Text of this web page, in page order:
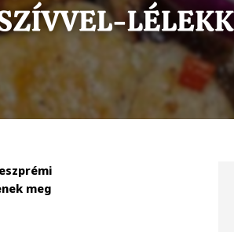
meg